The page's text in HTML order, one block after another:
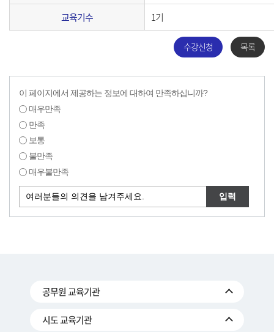
교육기수
1기
수강신청 목록
이 페이지에서 제공하는 정보에 대하여 만족하십니까?
매우만족
만족
보통
불만족
매우불만족
공무원 교육기관
시도 교육기관